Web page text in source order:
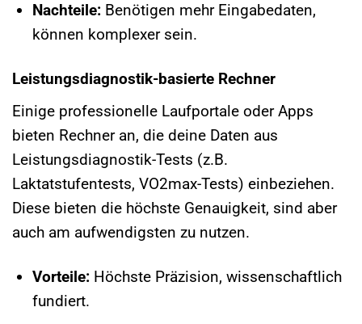
Nachteile:Benötigen mehr Eingabedaten,
können komplexer sein.
Leistungsdiagnostik-basierte Rechner
Einige professionelle Laufportale oder Apps
bieten Rechner an, die deine Daten aus
Leistungsdiagnostik-Tests (z.B.
Laktatstufentests, VO2max-Tests) einbeziehen.
Diese bieten die höchste Genauigkeit, sind aber
auch am aufwendigsten zu nutzen.
Vorteile:Höchste Präzision, wissenschaftlich
fundiert.